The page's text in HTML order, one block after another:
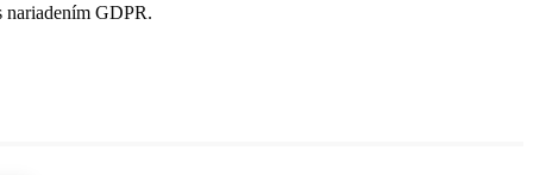
nariadením GDPR.